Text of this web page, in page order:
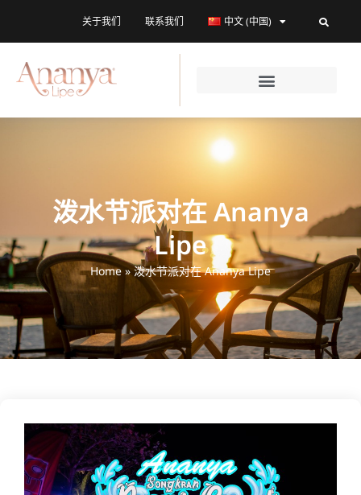
关于我们 联系我们 中文 (中国)
泼水节派对在 Ananya
Lipe
Home»泼水节派对在 Ananya Lipe